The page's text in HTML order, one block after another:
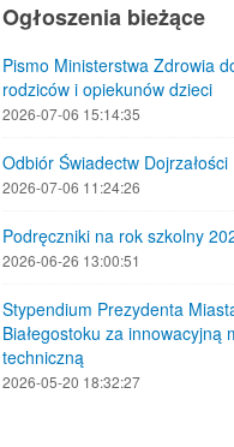
Ogłoszenia bieżące
Pismo Ministerstwa Zdrowia
rodziców i opiekunów dzieci
2026-07-06 15:14:35
Odbiór Świadectw Dojrzałości
2026-07-06 11:24:26
Podręczniki na rok szkolny
2026-06-26 13:00:51
Stypendium Prezydenta
Białegostoku za innowacyjną
techniczną
2026-05-20 18:32:27